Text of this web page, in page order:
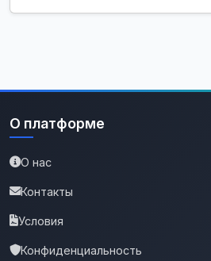
О платформе
О нас
Контакты
Условия
Конфиденциальность